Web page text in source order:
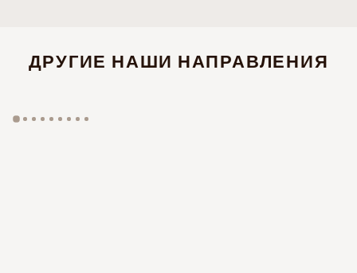
ДРУГИЕ НАШИ НАПРАВЛЕНИЯ